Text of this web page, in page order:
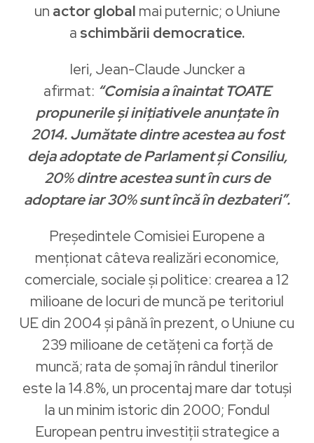
un actor global mai puternic; o Uniune
a schimbării democratice.
Ieri, Jean-Claude Juncker a
afirmat: “Comisia a înaintat TOATE
propunerile și inițiativele anunțate în
2014. Jumătate dintre acestea au fost
deja adoptate de Parlament și Consiliu,
20% dintre acestea sunt în curs de
adoptare iar 30% sunt încă în dezbateri”.
Președintele Comisiei Europene a
menționat câteva realizări economice,
comerciale, sociale și politice: crearea a 12
milioane de locuri de muncă pe teritoriul
UE din 2004 și până în prezent, o Uniune cu
239 milioane de cetățeni ca forță de
muncă; rata de șomaj în rândul tinerilor
este la 14.8%, un procentaj mare dar totuși
la un minim istoric din 2000; Fondul
European pentru investiții strategice a